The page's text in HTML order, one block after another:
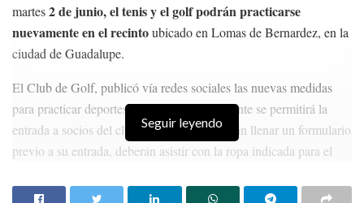
martes2 de junio, el tenis y el golf podrán practicarse
nuevamente en el recintoubicado en Lomas de Bernardez, en la
ciudad de Guadalupe.
El Club de Golf, publicó vía redes sociales las nuevas medidas
para practicar deportes al aire libre; únicamente se permitirá la
entrada a socios del club, igualmente, deberán llenar un formulario
previo a su entrada, deberán asistir con la ropa indicada para el
restringe el acceso a adultos mayores o en situación de riesgo.
Seguir leyendo